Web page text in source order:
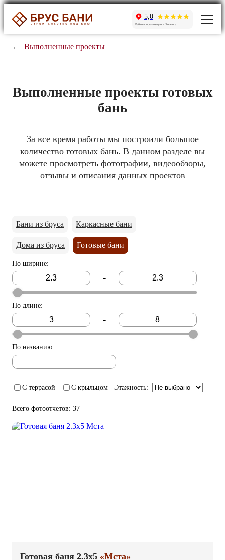
5,0
Рейтинг организации в Яндексе
← Выполненные проекты
Выполненные проекты готовых
бань
За все время работы мы построили большое
количество готовых бань. В данном разделе вы
можете просмотреть фотографии, видеообзоры,
отзывы и описания данных проектов
Бани из бруса Каркасные бани
Дома из бруса Готовые бани
По ширине:
-
По длине:
-
По названию:
С террасой С крыльцом Этажность:
Всего фотоотчетов: 37
Готовая баня 2.3х5 «Мста»